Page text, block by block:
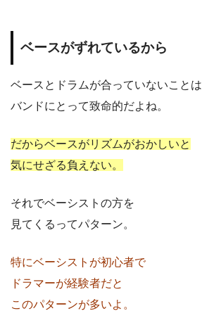
ベースがずれているから
ベースとドラムが合っていないことは
バンドにとって致命的だよね。
だからベースがリズムがおかしいと
気にせざる負えない。
それでベーシストの方を
見てくるってパターン。
特にベーシストが初心者で
ドラマーが経験者だと
このパターンが多いよ。